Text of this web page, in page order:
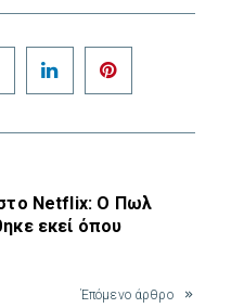
Twitter LinkedIn
Netflix: Ο Πωλ
εκεί όπου
Έπόμενο άρθρο